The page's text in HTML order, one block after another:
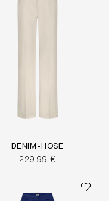
DENIM-HOSE
229,99 €